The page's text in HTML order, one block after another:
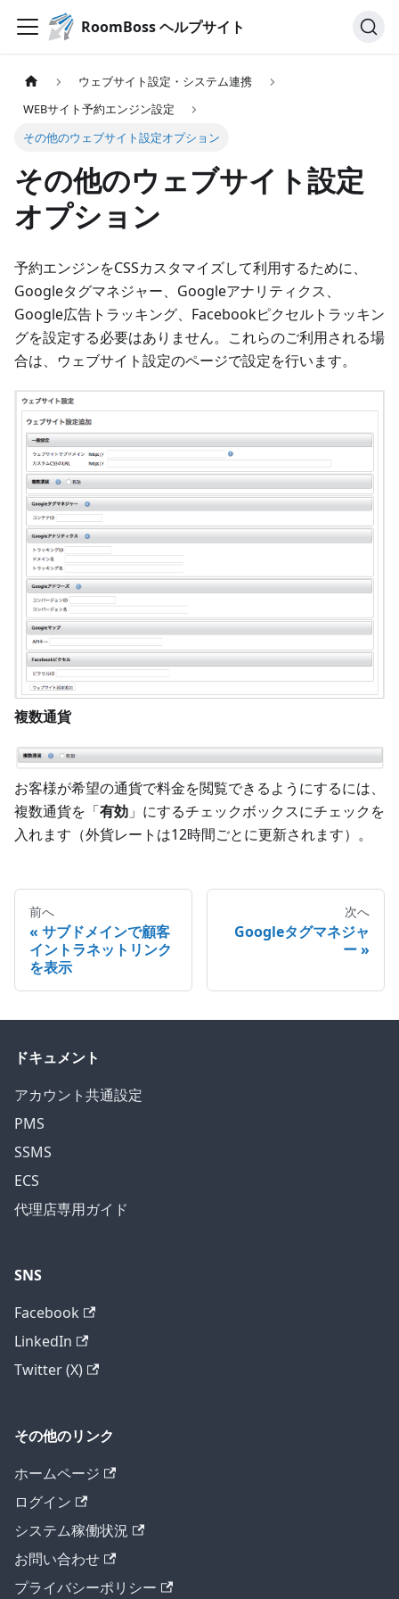
RoomBoss ヘルプサイト
ウェブサイト設定・システム連携
WEBサイト予約エンジン設定
その他のウェブサイト設定オプション
その他のウェブサイト設定
オプション
予約エンジンをCSSカスタマイズして利用するために、
Googleタグマネジャー、Googleアナリティクス、
Google広告トラッキング、Facebookピクセルトラッキン
グを設定する必要はありません。これらのご利用される場
合は、ウェブサイト設定のページで設定を行います。
複数通貨
お客様が希望の通貨で料金を閲覧できるようにするには、
複数通貨を「有効 」にするチェックボックスにチェックを
入れます（外貨レートは12時間ごとに更新されます）。
前へ
サブドメインで顧客
イントラネットリンク
を表示
次へ
Googleタグマネジャ
ー
ドキュメント
アカウント共通設定
PMS
SSMS
ECS
代理店専用ガイド
SNS
Facebook
LinkedIn
Twitter (X)
その他のリンク
ホームページ
ログイン
システム稼働状況
お問い合わせ
プライバシーポリシー